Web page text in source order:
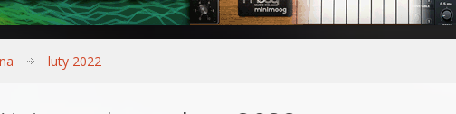
Bitwig Studio od podstaw
luty 2022